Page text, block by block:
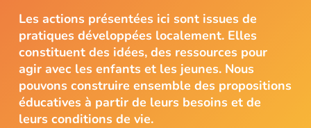
Les actions présentées ici sont issues de
pratiques développées localement. Elles
constituent des idées, des ressources pour
agir avec les enfants et les jeunes. Nous
pouvons construire ensemble des propositions
éducatives à partir de leurs besoins et de
leurs conditions de vie.